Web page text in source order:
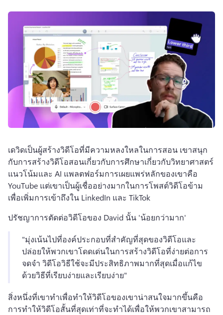
เดวิดเป็นผู้สร้างวิดีโอที่มีความหลงใหลในการสอน เขาสนุก
กับการสร้างวิดีโอสอนเกี่ยวกับการศึกษาเกี่ยวกับวิทยาศาสตร์
แนวโน้มและ AI แพลตฟอร์มการเผยแพร่หลักของเขาคือ
YouTube แต่เขาเป็นผู้เชื่ออย่างมากในการโพสต์วิดีโอข้าม
เพื่อเพิ่มการเข้าถึงใน LinkedIn และ TikTok
ปรัชญาการตัดต่อวิดีโอของ David นั้น 'น้อยกว่ามาก'
"มุ่งเน้นไปที่องค์ประกอบที่สําคัญที่สุดของวิดีโอและ
ปล่อยให้พวกเขาโดดเด่นในการสร้างวิดีโอที่ง่ายต่อการ
จดจํา วิดีโอวิธีใช้จะมีประสิทธิภาพมากที่สุดเมื่อแก้ไข
ด้วยวิธีที่เรียบง่ายและเรียบง่าย"
สิ่งหนึ่งที่เขาทําเพื่อทําให้วิดีโอของเขาน่าสนใจมากขึ้นคือ
การทําให้วิดีโอสั้นที่สุดเท่าที่จะทําได้เพื่อให้พวกเขาสามารถ